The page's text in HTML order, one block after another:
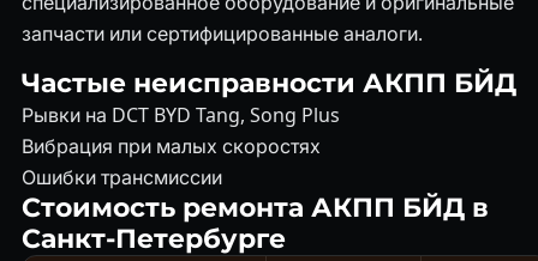
запчасти или сертифицированные аналоги.
Частые неисправности АКПП БЙД
Рывки на DCT BYD Tang, Song Plus
Вибрация при малых скоростях
Ошибки трансмиссии
Стоимость ремонта АКПП БЙД в
Санкт-Петербурге